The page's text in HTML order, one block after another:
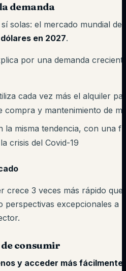
demanda
solas: el mercado mundial de
en 2027.
por una demanda
cada vez más el alquiler
compra y mantenimiento de
la misma tendencia, con una
crisis del Covid-19
crece 3 veces más rápido
perspectivas excepcionales a
consumir
y acceder más fácilmente